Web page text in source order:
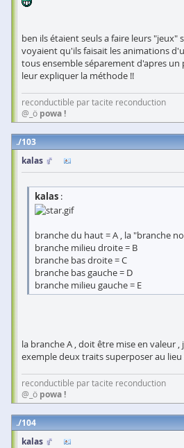
ben ils étaient seuls a faire leurs
voyaient qu'ils faisait les animations
tous ensemble séparement d'apres
leur expliquer la méthode !!
reconductible par tacite reconduction
@_ö powa !
103
kalas
kalas :
branche du haut = A , la "branche
branche milieu droite = B
branche bas droite = C
branche bas gauche = D
branche milieu gauche = E
la branche A , doit être mise en valeur ,
exemple deux traits superposer au
reconductible par tacite reconduction
@_ö powa !
104
kalas